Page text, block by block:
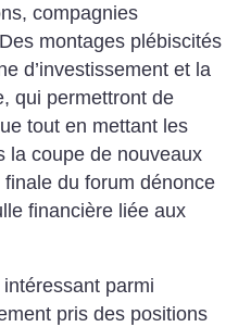
compagnies
montages plébiscités
d’investissement et la
qui permettront de
tout en mettant les
la coupe de nouveaux
du forum dénonce
financière liée aux
parmi
pris des positions